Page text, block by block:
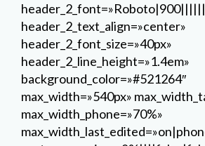
header_2_text_align=»center»
header_2_font_size=»40px»
header_2_line_height=»1.4em»
background_color=»#521264″
max_width=»540px»
max_width_phone=»70%»